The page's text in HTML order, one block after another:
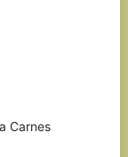
Carnes